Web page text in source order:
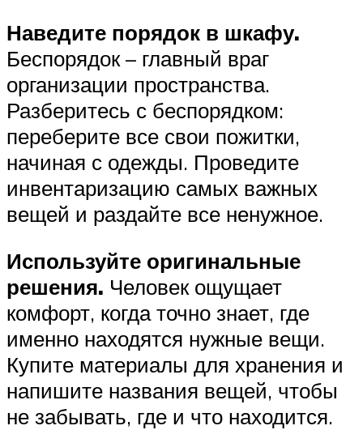
Наведите порядок в шкафу.
Беспорядок – главный враг
организации пространства.
Разберитесь с беспорядком:
переберите все свои пожитки,
начиная с одежды. Проведите
инвентаризацию самых важных
вещей и раздайте все ненужное.
Используйте оригинальные
решения. Человек ощущает
комфорт, когда точно знает, где
именно находятся нужные вещи.
Купите материалы для хранения и
напишите названия вещей, чтобы
не забывать, где и что находится.